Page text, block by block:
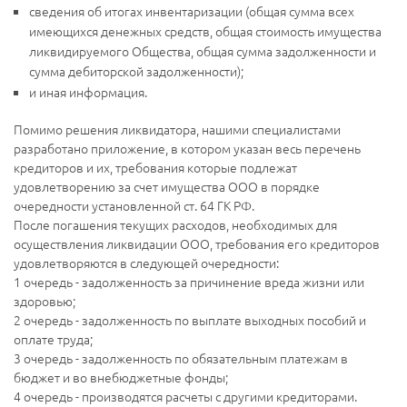
сведения об итогах инвентаризации (общая сумма всех
имеющихся денежных средств, общая стоимость имущества
ликвидируемого Общества, общая сумма задолженности и
сумма дебиторской задолженности);
и иная информация.
Помимо решения ликвидатора, нашими специалистами
разработано приложение, в котором указан весь перечень
кредиторов и их, требования которые подлежат
удовлетворению за счет имущества ООО в порядке
очередности установленной ст. 64 ГК РФ.
После погашения текущих расходов, необходимых для
осуществления ликвидации ООО, требования его кредиторов
удовлетворяются в следующей очередности:
1 очередь - задолженность за причинение вреда жизни или
здоровью;
2 очередь - задолженность по выплате выходных пособий и
оплате труда;
3 очередь - задолженность по обязательным платежам в
бюджет и во внебюджетные фонды;
4 очередь - производятся расчеты с другими кредиторами.